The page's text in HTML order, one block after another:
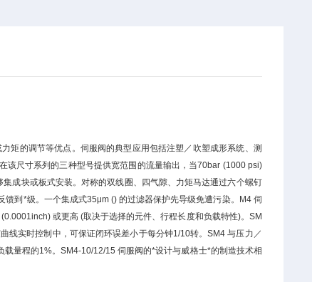
矩的调节等优点。伺服阀的典型应用包括注塑／吹塑成形系统、测
该尺寸系列的三种型号提供宽范围的流量输出，当70bar (1000 psi)
成块或板式安装。对称的双线圈、四气隙、力矩马达通过六个螺钉
到*级。一个集成式35μm () 的过滤器保护先导级免遭污染。M4 伺
或更高 (取决于选择的元件、行程长度和负载特性)。SM
线实时控制中，可保证闭环误差小于每分钟1/10转。SM4 与压力／
量程的1%。SM4-10/12/15 伺服阀的*设计与威格士*的制造技术相